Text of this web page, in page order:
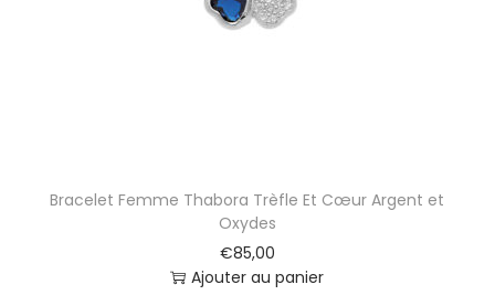
Bracelet Femme Thabora Trèfle Et Cœur Argent et
Oxydes
€85,00
Ajouter au panier